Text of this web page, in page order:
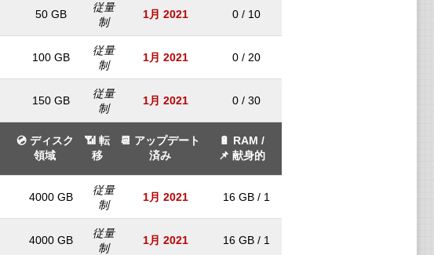
50 GB
従量
制
1月 2021 0 / 10
100 GB
従量
制
1月 2021 0 / 20
150 GB
従量
制
1月 2021 0 / 30
💿 ディスク
領域
📶 転
移
📆 アップデート
済み
🔋 RAM /
📌 献身的
4000 GB
従量
制
1月 2021 16 GB / 1
4000 GB
従量
制
1月 2021 16 GB / 1